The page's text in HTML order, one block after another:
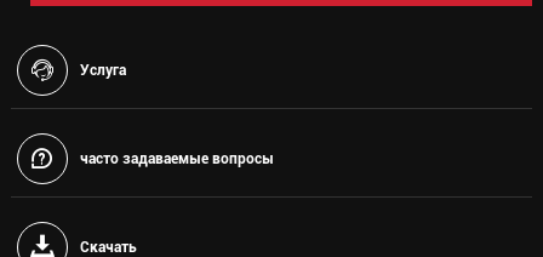
Услуга
часто задаваемые вопросы
Скачать